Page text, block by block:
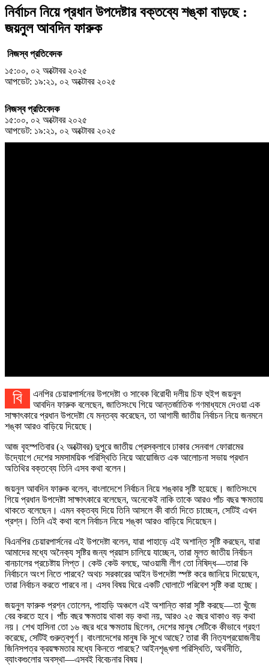
নির্বাচন নিয়ে প্রধান উপদেষ্টার বক্তব্যে শঙ্কা বাড়ছে :
জয়নুল আবদিন ফারুক
নিজস্ব প্রতিবেদক
১৫:০০, ০২ অক্টোবর ২০২৫
আপডেট: ১৯:২১, ০২ অক্টোবর ২০২৫
নিজস্ব প্রতিবেদক
১৫:০০, ০২ অক্টোবর ২০২৫
আপডেট: ১৯:২১, ০২ অক্টোবর ২০২৫
বিএনপির চেয়ারপার্সনের উপদেষ্টা ও সাবেক বিরোধী দলীয় চিফ হুইপ জয়নুল
আবদিন ফারুক বলেছেন, জাতিসংঘে গিয়ে আন্তর্জাতিক গণমাধ্যমে দেওয়া এক
সাক্ষাৎকারে প্রধান উপদেষ্টা যে মন্তব্য করেছেন, তা আগামী জাতীয় নির্বাচন নিয়ে জনমনে
শঙ্কা আরও বাড়িয়ে দিয়েছে।
আজ বৃহস্পতিবার (২ অক্টোবর) দুপুরে জাতীয় প্রেসক্লাবে ঢাকার সেনবাগ ফোরামের
উদ্যোগে দেশের সমসাময়িক পরিস্থিতি নিয়ে আয়োজিত এক আলোচনা সভায় প্রধান
অতিথির বক্তব্যে তিনি এসব কথা বলেন।
জয়নুল আবদিন ফারুক বলেন, ‌বাংলাদেশে নির্বাচন নিয়ে শঙ্কার সৃষ্টি হয়েছে। জাতিসংঘে
গিয়ে প্রধান উপদেষ্টা সাক্ষাৎকারে বলেছেন, অনেকেই নাকি তাকে আরও পাঁচ বছর ক্ষমতায়
থাকতে বলেছেন। এমন বক্তব্য দিয়ে তিনি আসলে কী বার্তা দিতে চাচ্ছেন, সেটিই এখন
প্রশ্ন। তিনি এই কথা বলে নির্বাচন নিয়ে শঙ্কা আরও বাড়িয়ে দিয়েছেন।
বিএনপির চেয়ারপার্সনের এই উপদেষ্টা বলেন, যারা পাহাড়ে এই অশান্তি সৃষ্টি করছেন, যারা
আমাদের মধ্যে অনৈক্য সৃষ্টির জন্য প্রয়াস চালিয়ে যাচ্ছেন, তারা মূলত জাতীয় নির্বাচন
বানচালের প্রচেষ্টায় লিপ্ত। কেউ কেউ বলছে, আওয়ামী লীগ তো নিষিদ্ধ—তারা কি
নির্বাচনে অংশ নিতে পারবে? অথচ সরকারের আইন উপদেষ্টা স্পষ্ট করে জানিয়ে দিয়েছেন,
তারা নির্বাচন করতে পারবে না। এসব বিষয় ঘিরে একটি ঘোলাটে পরিবেশ সৃষ্টি করা হচ্ছে।
জয়নুল ফারুক প্রশ্ন তোলেন, পাহাড়ি অঞ্চলে এই অশান্তি কারা সৃষ্টি করছে—তা খুঁজে
বের করতে হবে। পাঁচ বছর ক্ষমতায় থাকা বড় কথা নয়, আরও ২৫ বছর থাকাও বড় কথা
নয়। শেখ হাসিনা তো ১৬ বছর ধরে ক্ষমতায় ছিলেন, দেশের মানুষ সেটিকে কীভাবে গ্রহণ
করেছে, সেটিই গুরুত্বপূর্ণ। বাংলাদেশের মানুষ কি সুখে আছে? তারা কী নিত্যপ্রয়োজনীয়
জিনিসপত্র ক্রয়ক্ষমতার মধ্যে কিনতে পারছে? আইনশৃঙ্খলা পরিস্থিতি, অর্থনীতি,
ব্যাংকগুলোর অবস্থা—এসবই বিবেচনার বিষয়।